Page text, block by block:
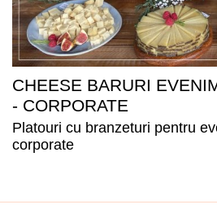
CHEESE BARURI
- CORPORATE
Platouri cu branzeturi pentru
corporate